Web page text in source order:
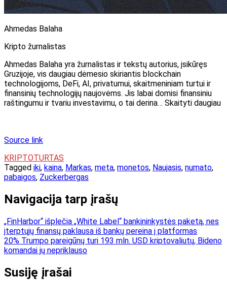
Ahmedas Balaha
Kripto žurnalistas
Ahmedas Balaha yra žurnalistas ir tekstų autorius, įsikūręs
Gruzijoje, vis daugiau dėmesio skiriantis blockchain
technologijoms, DeFi, AI, privatumui, skaitmeniniam turtui ir
finansinių technologijų naujovėms. Jis labai domisi finansiniu
raštingumu ir tvariu investavimu, o tai derina… Skaityti daugiau
Source link
KRIPTOTURTAS
Tagged iki, kaina, Markas, meta, monetos, Naujasis, numato,
pabaigos, Zuckerbergas
Navigacija tarp įrašų
„FinHarbor“ išplečia „White Label“ bankininkystės paketą, nes
įterptųjų finansų paklausa iš bankų pereina į platformas
20% Trumpo pareigūnų turi 193 mln. USD kriptovaliutų, Bideno
komandai jų nepriklauso
Susiję įrašai